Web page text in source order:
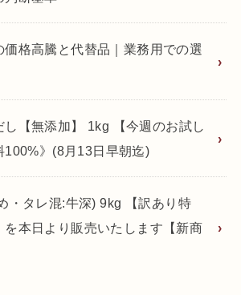
価格高騰と代替品｜業務用での選
【無添加】 1kg 【今週のお試し
100%》(8月13日早朝迄)
・タレ混:牛深) 9kg 【訳あり特
を本日より販売いたします【新商